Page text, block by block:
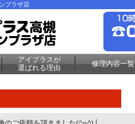
プラザ店
アイプラスが
選ばれる理由
修理内容一覧